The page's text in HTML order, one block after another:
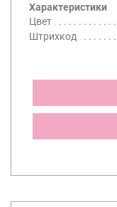
Характеристики
Цвет
Штрихкод